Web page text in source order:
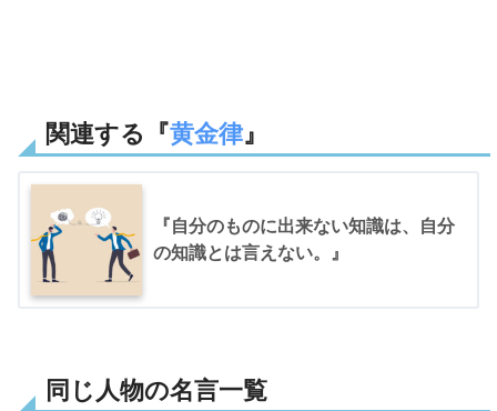
関連する『黄金律』
『自分のものに出来ない知識は、自分
の知識とは言えない。』
同じ人物の名言一覧